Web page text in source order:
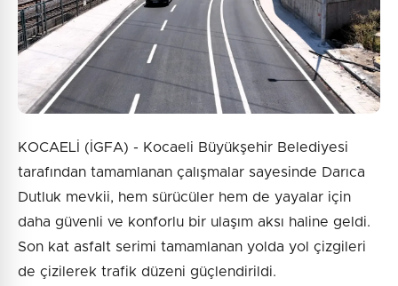
KOCAELİ (İGFA) - Kocaeli Büyükşehir Belediyesi
tarafından tamamlanan çalışmalar sayesinde Darıca
Dutluk mevkii, hem sürücüler hem de yayalar için
daha güvenli ve konforlu bir ulaşım aksı haline geldi.
Son kat asfalt serimi tamamlanan yolda yol çizgileri
de çizilerek trafik düzeni güçlendirildi.